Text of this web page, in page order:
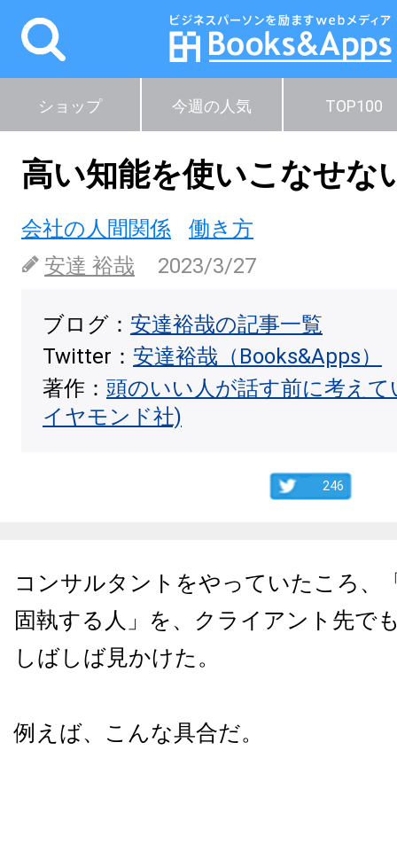
ショップ 今週の人気 TOP100
高い知能を使いこなせな
会社の人間関係
働き方
安達 裕哉
2023/3/27
ブログ： 安達裕哉の記事一覧
Twitter： 安達裕哉（Books&Apps）
著作： 頭のいい人が話す前に考え
イヤモンド社)
246
コンサルタントをやっていたころ、
固執する人」を、クライアント先で
しばしば見かけた。
例えば、こんな具合だ。